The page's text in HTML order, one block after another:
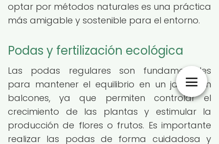
optar por métodos naturales es una práctica
más amigable y sostenible para el entorno.
Podas y fertilización ecológica
Las podas regulares son fundamentales
para mantener el equilibrio en un jardín en
balcones, ya que permiten controlar el
crecimiento de las plantas y estimular la
producción de flores o frutos. Es importante
realizar las podas de forma cuidadosa y